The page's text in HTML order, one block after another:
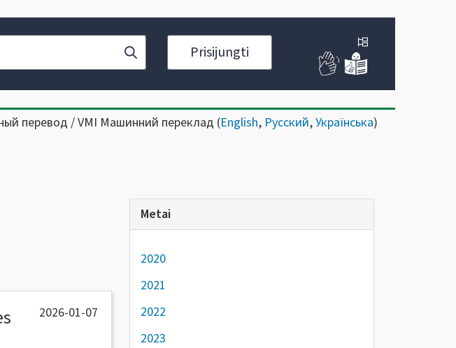
Prisijungti
перевод / VMI Машинний переклад (English, Русский,Українська)
2026-01-07
Metai
2020
2021
2022
2023